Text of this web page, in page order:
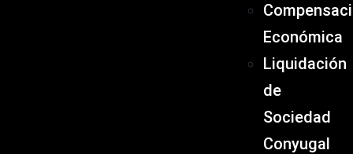
Económica
Liquidación
de
Sociedad
Conyugal